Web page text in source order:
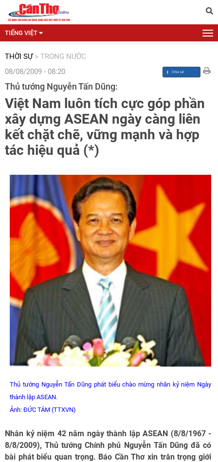
TIẾNG VIỆT
THỜI SỰ > TRONG NƯỚC
08/08/2009 - 08:20
Thủ tướng Nguyễn Tấn Dũng:
Việt Nam luôn tích cực góp phần
xây dựng ASEAN ngày càng liên
kết chặt chẽ, vững mạnh và hợp
tác hiệu quả (*)
Thủ tướng Nguyễn Tấn Dũng phát biểu chào mừng nhân kỷ niệm Ngày
thành lập ASEAN.
Ảnh: ĐỨC TÁM (TTXVN)
Nhân kỷ niệm 42 năm ngày thành lập ASEAN (8/8/1967 -
8/8/2009), Thủ tướng Chính phủ Nguyễn Tấn Dũng đã có
bài phát biểu quan trọng. Báo Cần Thơ xin trân trọng giới